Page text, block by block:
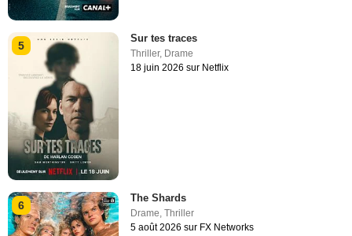
5
Sur tes traces
Thriller, Drame
18 juin 2026 sur Netflix
6
The Shards
Drame,Thriller
5 août 2026 sur FX Networks